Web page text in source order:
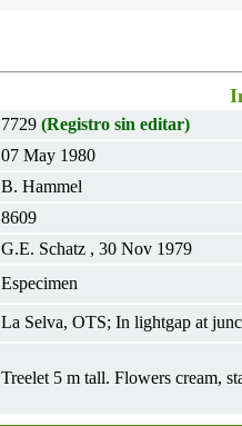
7729 (Registro sin editar)
07 May 1980
B. Hammel
8609
G.E. Schatz , 30 Nov 1979
Especimen
La Selva, OTS; In lightgap at
Treelet 5 m tall. Flowers cream,